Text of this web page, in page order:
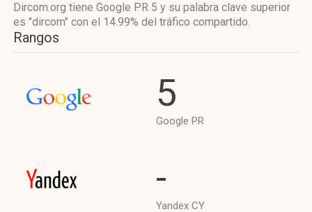
Dircom.org tiene Google PR 5 y su palabra clave superior
es "dircom" con el 14.99% del tráfico compartido.
Rangos
5
Google PR
-
Yandex CY